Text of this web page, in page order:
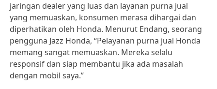
jaringan dealer yang luas dan layanan purna jual
yang memuaskan, konsumen merasa dihargai dan
diperhatikan oleh Honda. Menurut Endang, seorang
pengguna Jazz Honda, “Pelayanan purna jual Honda
memang sangat memuaskan. Mereka selalu
responsif dan siap membantu jika ada masalah
dengan mobil saya.”